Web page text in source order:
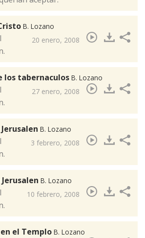
B. Lozano
20 enero, 2008
los tabernaculos B. Lozano
27 enero, 2008
B. Lozano
3 febrero, 2008
B. Lozano
10 febrero, 2008
en el Templo B. Lozano